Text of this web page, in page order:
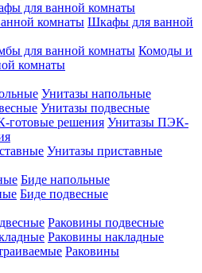
для ванной комнаты
Шкафы для ванной
Комоды и
комнаты
Унитазы напольные
Унитазы подвесные
Унитазы ПЭК-
Унитазы приставные
Биде напольные
Биде подвесные
Раковины подвесные
Раковины накладные
Раковины